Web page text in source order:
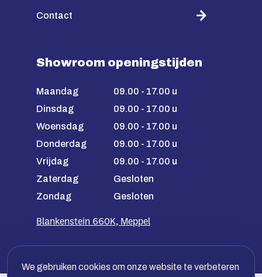
Contact
Showroom openingstijden
Maandag
09.00 - 17.00 u
Dinsdag
09.00 - 17.00 u
Woensdag
09.00 - 17.00 u
Donderdag
09.00 - 17.00 u
Vrijdag
09.00 - 17.00 u
Zaterdag
Gesloten
Zondag
Gesloten
Blankenstein 660K, Meppel
We gebruiken cookies om onze website te verbeteren